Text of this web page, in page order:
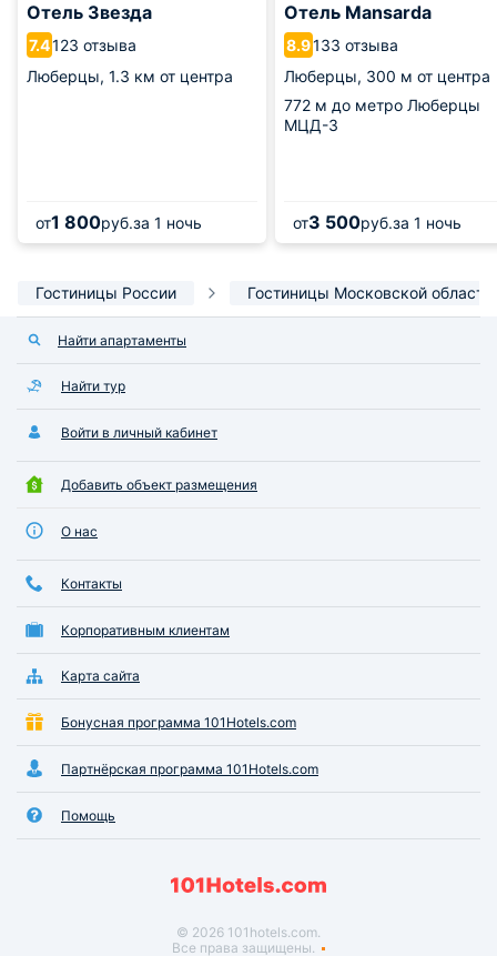
Отель Звезда
7.4123 отзыва
Люберцы, 1.3 км от центра
от1 800руб.за 1 ночь
Отель Mansarda
8.9133 отзыва
Люберцы, 300 м от центра
772 м до метро Люберцы
МЦД-3
от3 500руб.за 1 ночь
Гостиницы России Гостиницы Московской области
Найти апартаменты
Найти тур
Войти в личный кабинет
Добавить объект размещения
О нас
Контакты
Корпоративным клиентам
Карта сайта
Бонусная программа 101Hotels.com
Партнёрская программа 101Hotels.com
Помощь
© 2026 101hotels.com.
Все права защищены.